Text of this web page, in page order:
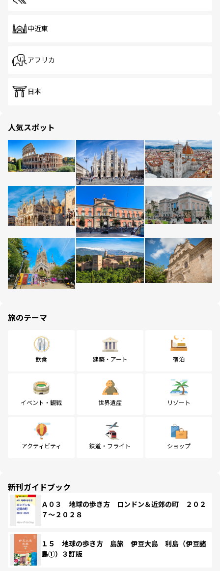
中近東
アフリカ
日本
人気スポット
旅のテーマ
飲食 建築・アート 宿泊
イベント・観戦 世界遺産 リゾート
アクティビティ 鉄道・フライト ショップ
新刊ガイドブック
Ａ０３ 地球の歩き方 ロンドン＆近郊の町 ２０２
７～２０２８
１５ 地球の歩き方 島旅 伊豆大島 利島（伊豆諸
島①）３訂版